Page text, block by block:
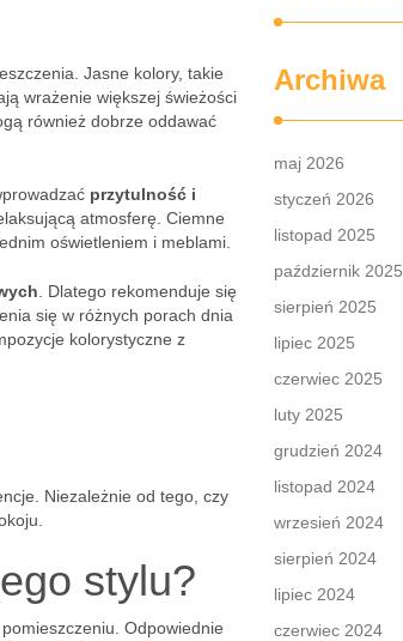
Jasne kolory, takie
wrażenie większej świeżości
również dobrze oddawać
przytulność i
atmosferę. Ciemne
oświetleniem i meblami.
. Dlatego rekomenduje się
się w różnych porach dnia
kolorystyczne z
Niezależnie od tego, czy
stylu?
Odpowiednie
Archiwa
maj 2026
styczeń 2026
listopad 2025
październik 2025
sierpień 2025
lipiec 2025
czerwiec 2025
luty 2025
grudzień 2024
listopad 2024
wrzesień 2024
sierpień 2024
lipiec 2024
czerwiec 2024